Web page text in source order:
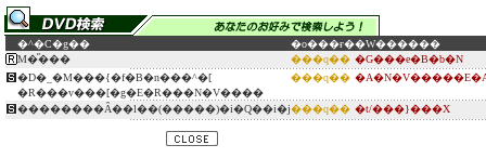
�^�C�g�� �o���ғ��W������
M�̋���
���q�� �G���e�B�b�N
�D�_�M���{�f�B�n���^�[
�R���v���[�g�E�R���N�V����
���q��
��������Ȃ��l��(�����)�i�Q��i�j���q�� �t/���}���X